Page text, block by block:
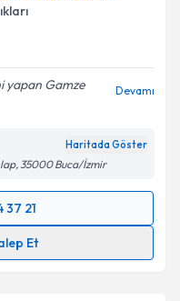
yapan Gamze
Devamı
Haritada Göster
35000 Buca/İzmir
37 21
Et